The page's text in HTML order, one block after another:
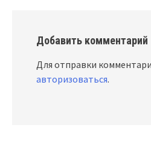
Добавить комментарий
Для отправки
авторизоваться.